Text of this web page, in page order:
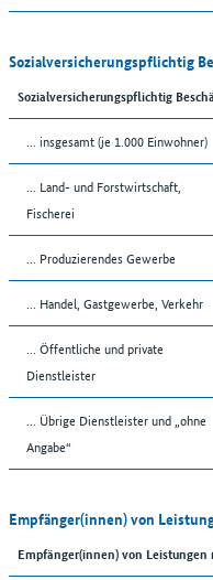
Sozialversicherungspflichtig
Sozialversicherungspflichtig
... insgesamt (je 1.000 Einwohner)
... Land- und Forstwirtschaft,
Fischerei
... Produzierendes Gewerbe
... Handel, Gastgewerbe, Verkehr
... Öffentliche und private
Dienstleister
... Übrige Dienstleister und „ohne
Angabe“
Empfänger(innen) von
Empfänger(innen) von Leistungen